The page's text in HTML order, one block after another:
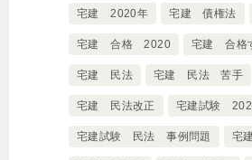
宅建 2020年 宅建 債権法
宅建 合格 2020 宅建 合格
宅建 民法 宅建 民法 苦手
宅建 民法改正 宅建試験
宅建試験 民法 事例問題 宅